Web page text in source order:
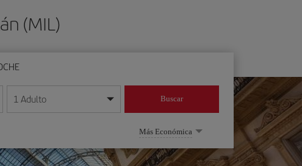
(MIL)
día/mes/año
1 Adulto Buscar
Más Económica